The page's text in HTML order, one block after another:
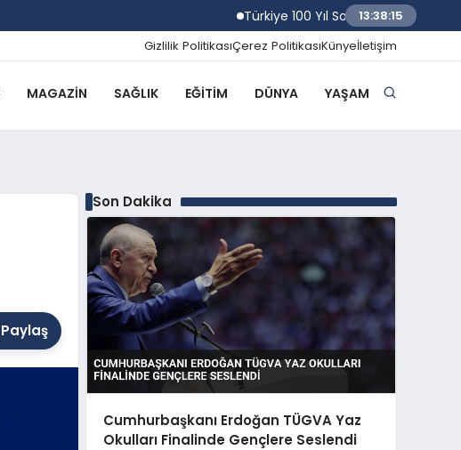
Türkiye 100 Yıl Sonra Kerkük Petrol
13:38:16
Gizlilik PolitikasıÇerez PolitikasıKünyeİletişim
MAGAZIN SAĞLIK EĞITIM DÜNYA YAŞAM
Paylaş
Son Dakika
Cumhurbaşkanı Erdoğan TÜGVA Yaz
Okulları Finalinde Gençlere Seslendi